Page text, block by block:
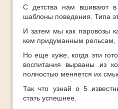
С детства нам вшивают
шаблоны поведения. Типа
И затем мы как паровозы
кем придуманным рельсам,
Но еще хуже, когда эти
воспитания вырваны из
полностью меняется их
Так что узнай о 5
стать успешнее.